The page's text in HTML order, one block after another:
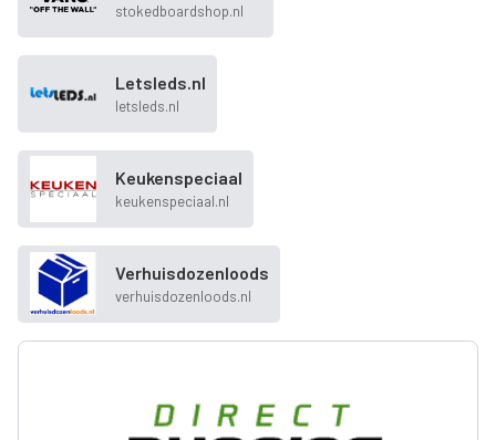
stokedboardshop.nl
Letsleds.nl
letsleds.nl
Keukenspeciaal
keukenspeciaal.nl
Verhuisdozenloods
verhuisdozenloods.nl